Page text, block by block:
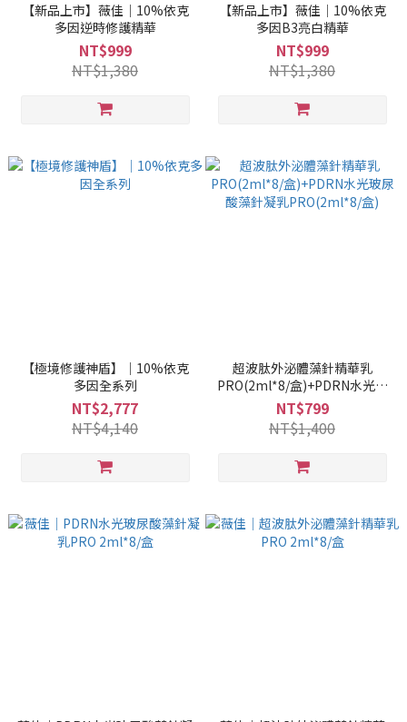
【新品上市】薇佳｜10%依克
多因逆時修護精華
NT$999
NT$1,380
【新品上市】薇佳｜10%依克
多因B3亮白精華
NT$999
NT$1,380
【極境修護神盾】｜10%依克
多因全系列
NT$2,777
NT$4,140
超波肽外泌體藻針精華乳
PRO(2ml*8/盒)+PDRN水光玻
尿酸藻針凝乳PRO(2ml*8/盒)
NT$799
NT$1,400